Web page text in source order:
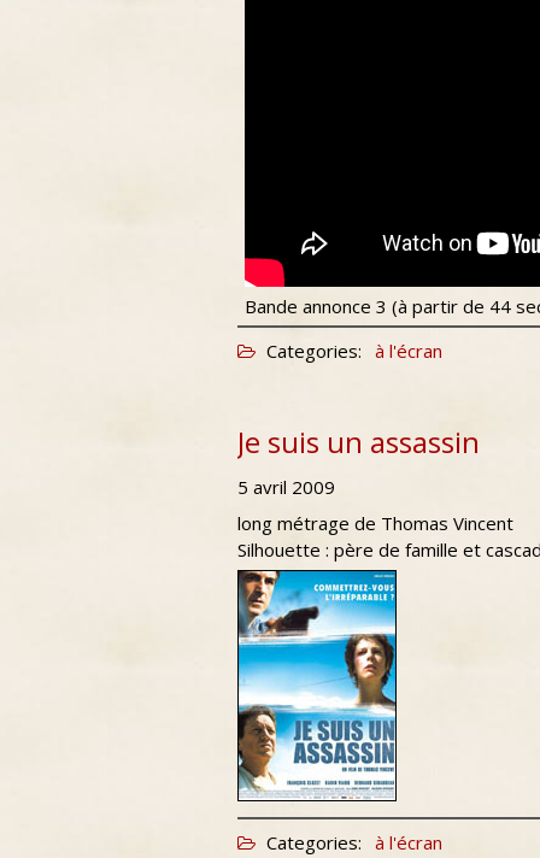
Bande annonce 3 (à partir de 44
Categories: à l'écran
Je suis un assassin
5 avril 2009
long métrage de Thomas Vincent
Silhouette : père de famille et
Categories: à l'écran